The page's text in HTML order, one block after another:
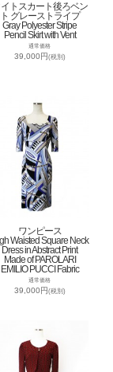
トスカート後ろベン
ト グレーストライプ
Gray Polyester Stripe
Pencil Skirt with Vent
通常価格
39,000円 (税別)
ワンピース
Waisted Square Neck
Dress in Abstract Print
Made of PAROLARI
EMILIO PUCCI Fabric
通常価格
39,000円(税別)